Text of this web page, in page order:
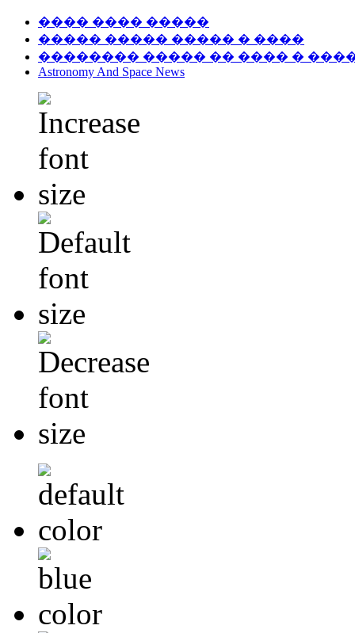
���� ���� �����
����� ����� ����� � ����
�������� ����� �� ���� �
Astronomy And Space News